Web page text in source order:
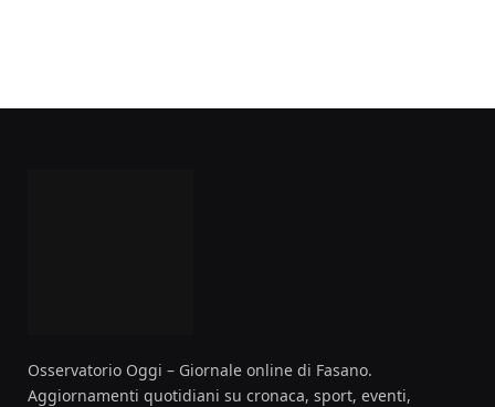
Osservatorio Oggi – Giornale online di Fasano.
Aggiornamenti quotidiani su cronaca, sport, eventi,